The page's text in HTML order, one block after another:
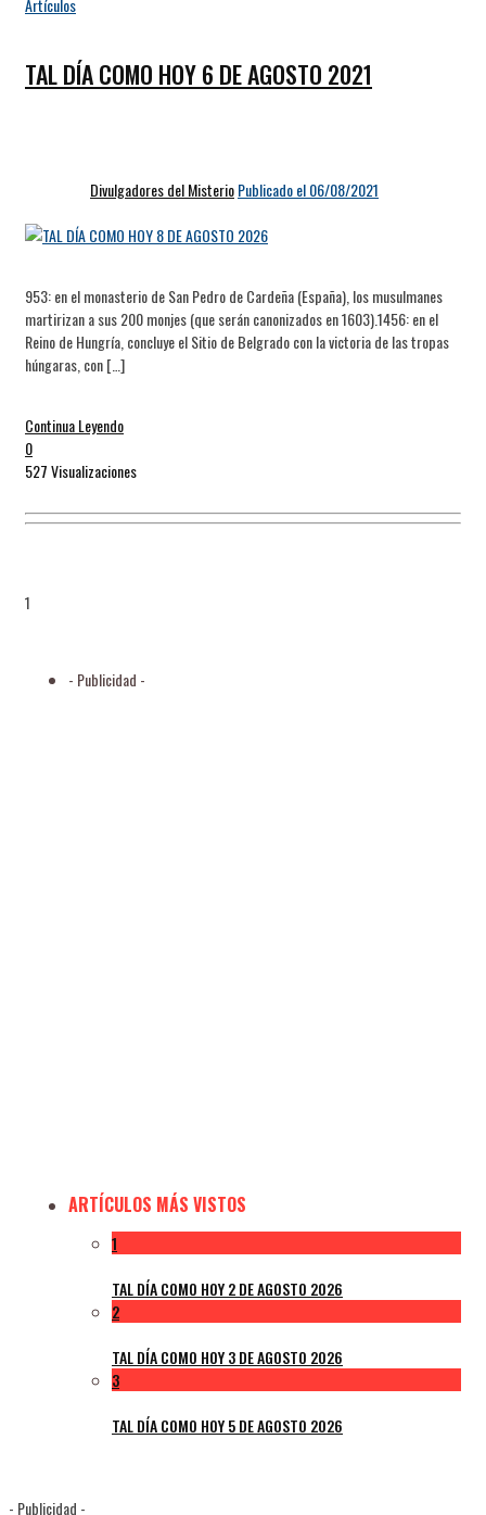
Artículos
TAL DÍA COMO HOY 6 DE AGOSTO 2021
Divulgadores del MisterioPublicado el 06/08/2021
953: en el monasterio de San Pedro de Cardeña (España), los musulmanes
martirizan a sus 200 monjes (que serán canonizados en 1603).1456: en el
Reino de Hungría, concluye el Sitio de Belgrado con la victoria de las tropas
húngaras, con […]
Continua Leyendo
0
527 Visualizaciones
1
- Publicidad -
ARTÍCULOS MÁS VISTOS
1
TAL DÍA COMO HOY 2 DE AGOSTO 2026
2
TAL DÍA COMO HOY 3 DE AGOSTO 2026
3
TAL DÍA COMO HOY 5 DE AGOSTO 2026
- Publicidad -